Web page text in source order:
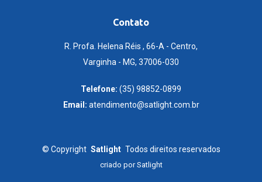
Contato
R. Profa. Helena Réis , 66-A - Centro,
Varginha - MG, 37006-030
Telefone: (35) 98852-0899
Email: atendimento@satlight.com.br
© Copyright Satlight Todos direitos reservados
criado porSatlight